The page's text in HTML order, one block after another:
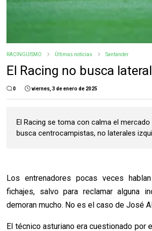
RACINGUISMO Últimas noticias Santander
El Racing no busca
0 viernes, 3 de enero de 2025
El Racing se toma con calma el mercado
busca centrocampistas, no laterales
Los entrenadores pocas veces
fichajes, salvo para reclamar alguna
demoran mucho. No es el caso de José
El técnico asturiano era cuestionado por